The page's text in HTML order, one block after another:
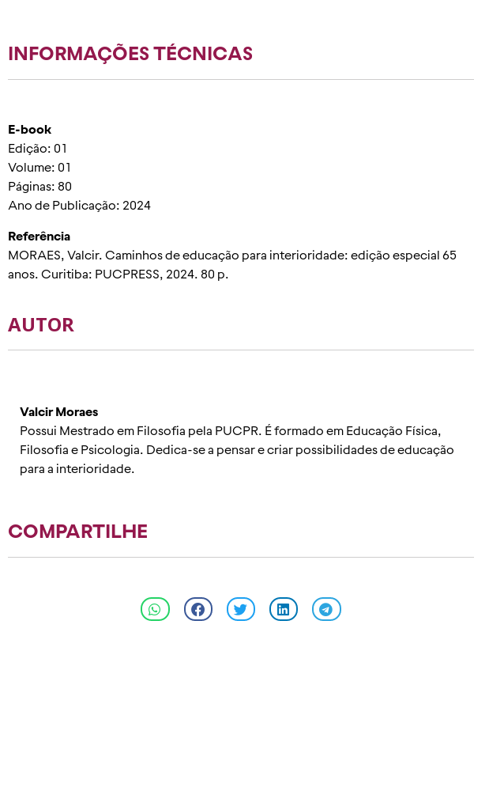
INFORMAÇÕES TÉCNICAS
E-book
Edição: 01
Volume: 01
Páginas: 80
Ano de Publicação: 2024
Referência
MORAES, Valcir. Caminhos de educação para interioridade: edição especial 65
anos. Curitiba: PUCPRESS, 2024. 80 p.
AUTOR
Valcir Moraes
Possui Mestrado em Filosofia pela PUCPR. É formado em Educação Física,
Filosofia e Psicologia. Dedica-se a pensar e criar possibilidades de educação
para a interioridade.
COMPARTILHE